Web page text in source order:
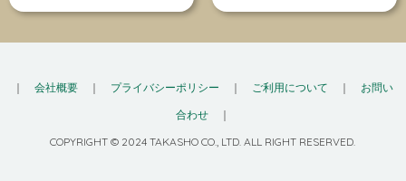
｜ 会社概要｜ プライバシーポリシー ｜ ご利用について ｜ お問い
合わせ｜
COPYRIGHT © 2024 TAKASHO CO., LTD. ALL RIGHT RESERVED.